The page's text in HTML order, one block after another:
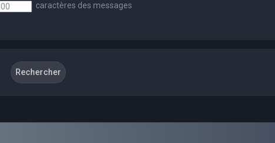
caractères des messages